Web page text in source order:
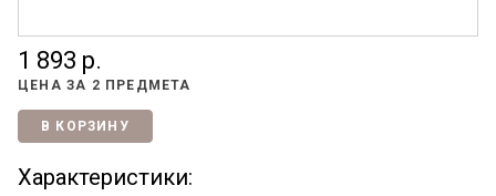
1 893 р.
В КОРЗИНУ
ЦЕНА ЗА 2 ПРЕДМЕТА
Характеристики: